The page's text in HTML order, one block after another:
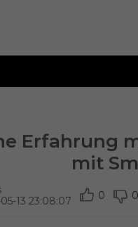
Erfahrung
mit
13 23:08:07
0 0